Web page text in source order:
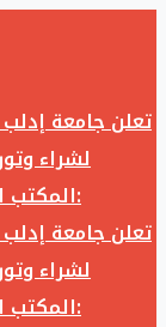
تعلن جامعة
لشراء
المكتب الإعلامي في جامعة إدلب وفق الآتي:
تعلن جامعة
لشراء
المكتب الإعلامي في جامعة إدلب وفق الآتي: